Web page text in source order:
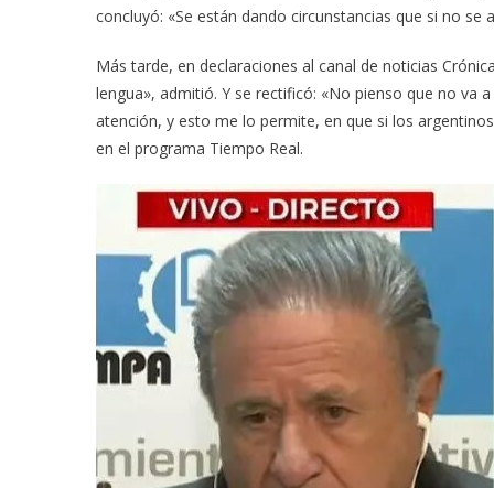
concluyó: «Se están dando circunstancias que si no
Más tarde, en declaraciones al canal de noticias
lengua», admitió. Y se rectificó: «No pienso que no va
atención, y esto me lo permite, en que si los
en el programa Tiempo Real.